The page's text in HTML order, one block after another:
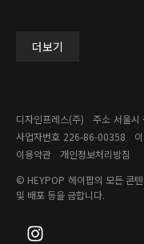
더보기
디자인프레스(주) 주소 서울시
사업자번호 226-86-00358​
이용약관
개인정보처리방침
© HEYPOP 헤이팝의 모든 콘
및 배포 등을 금합니다.